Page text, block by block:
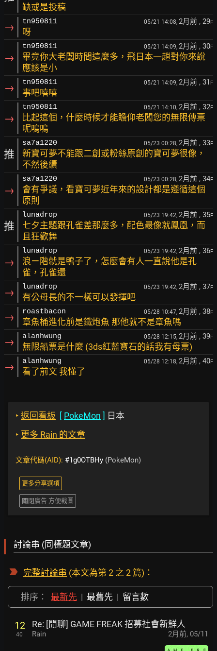
缺或是投稿
→ tn950811 05/21 14:08, 2月前 , 29F
呀
→
tn950811 05/21 14:09, 2月前 , 30F
畢竟你大老闆時間這麼多，飛日本一趟對你來說
應該是小
→ tn950811 05/21 14:09, 2月前 , 31 F
事吧嘻嘻
→
tn950811 05/21 14:10, 2月前 , 32F
比起這個，什麼時候才能瞻仰老闆您的無限傳票
呢嗚嗚
推
sa7a1220 05/23 00:28, 2月前 , 33F
新寶可夢不能跟二創或粉絲原創的寶可夢很像，
不然後續
→
sa7a1220 05/23 00:28, 2月前 , 34F
會有爭議，看寶可夢近年來的設計都是遵循這個
原則
推
lunadrop 05/23 19:42, 2月前 , 35F
七夕主題跟孔雀差那麼多，配色最像就鳳凰，而
且狂歡舞
→
lunadrop 05/23 19:42, 2月前 , 36F
浪ㄧ階就是鴨子了，怎麼會有人一直說他是孔
雀，孔雀還
→ lunadrop 05/23 19:42, 2月前 , 37F
有公母長的不一樣可以發揮吧
→ roastbacon 05/28 10:47, 2月前 , 38F
章魚桶進化前是鐵炮魚 那他就不是章魚嗎
→ alanhwung 05/28 12:15, 2月前 , 39F
無限船票是什麼 (3ds紅藍寶石的話我有母票)
→ alanhwung 05/28 12:18, 2月前 , 40F
看了前文 我懂了
‣ 返回看板 [ PokeMon ] 日本
‣ 更多 Rain 的文章
文章代碼(AID): #1g0OTBHy (PokeMon)
更多分享選項
關閉廣告 方便截圖
討論串 (同標題文章)
完整討論串 (本文為第 2 之 2 篇)：
排序： 最新先 | 最舊先 | 留言數
12
40
Re: [閒聊] GAME FREAK 招募社會新鮮人
Rain 2月前, 05/11